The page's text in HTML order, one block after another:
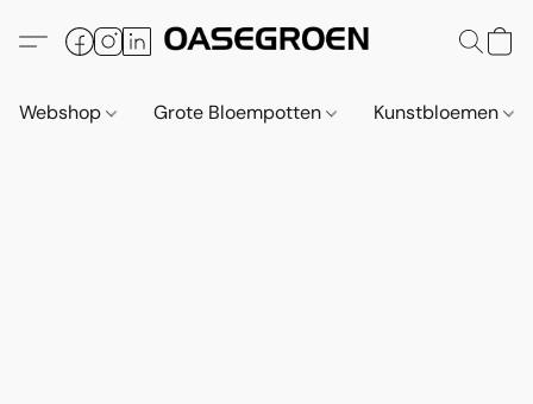
Webshop Grote Bloempotten Kunstbloemen